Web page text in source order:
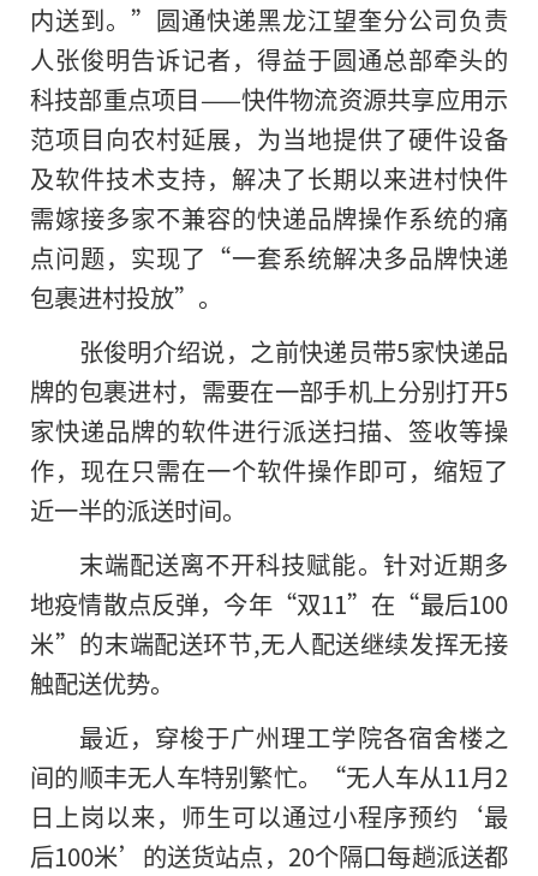
内送到。”圆通快递黑龙江望奎分公司负责
人张俊明告诉记者，得益于圆通总部牵头的
科技部重点项目——快件物流资源共享应用示
范项目向农村延展，为当地提供了硬件设备
及软件技术支持，解决了长期以来进村快件
需嫁接多家不兼容的快递品牌操作系统的痛
点问题，实现了“一套系统解决多品牌快递
包裹进村投放”。
张俊明介绍说，之前快递员带5家快递品
牌的包裹进村，需要在一部手机上分别打开5
家快递品牌的软件进行派送扫描、签收等操
作，现在只需在一个软件操作即可，缩短了
近一半的派送时间。
末端配送离不开科技赋能。针对近期多
地疫情散点反弹，今年“双11”在“最后100
米”的末端配送环节,无人配送继续发挥无接
触配送优势。
最近，穿梭于广州理工学院各宿舍楼之
间的顺丰无人车特别繁忙。“无人车从11月2
日上岗以来，师生可以通过小程序预约‘最
后100米’的送货站点，20个隔口每趟派送都